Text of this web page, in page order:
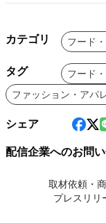
カテゴリ フード
タグ フード
ファッション・アパ
シェア
配信企業へのお問
取材依頼・
プレスリリ